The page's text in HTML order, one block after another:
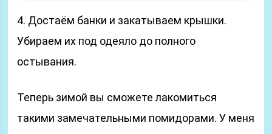
4. Достаём банки и закатываем крышки.
Убираем их под одеяло до полного
остывания.
Теперь зимой вы сможете лакомиться
такими замечательными помидорами. У меня